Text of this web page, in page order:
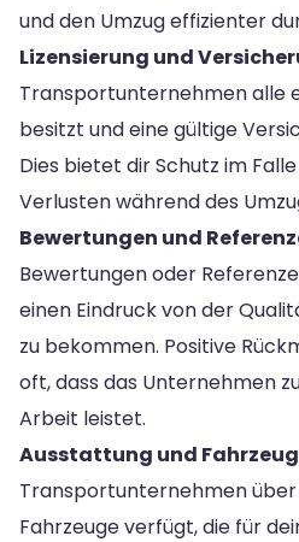
und den Umzug effizienter
Lizensierung und
Transportunternehmen alle
besitzt und eine gültige
Dies bietet dir Schutz im
Verlusten während des
Bewertungen und
Bewertungen oder
einen Eindruck von der
zu bekommen. Positive
oft, dass das Unternehmen
Arbeit leistet.
Ausstattung und
Transportunternehmen
Fahrzeuge verfügt, die für